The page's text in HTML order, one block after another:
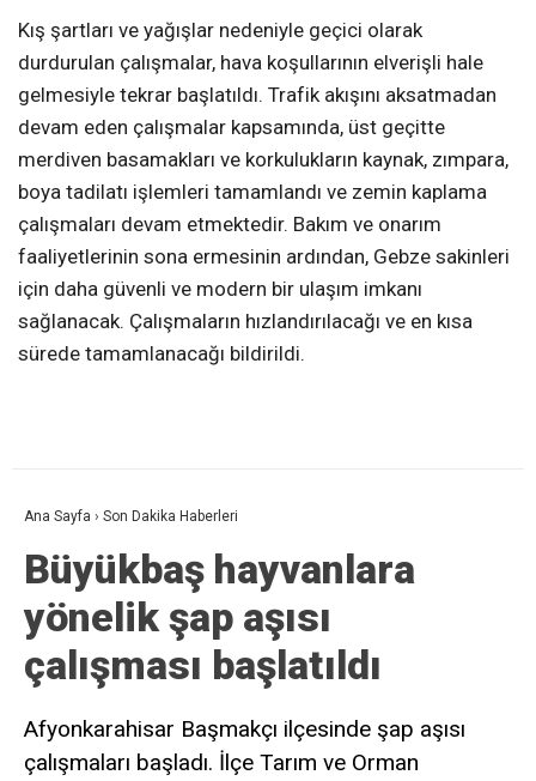
Kış şartları ve yağışlar nedeniyle geçici olarak
durdurulan çalışmalar, hava koşullarının elverişli hale
gelmesiyle tekrar başlatıldı. Trafik akışını aksatmadan
devam eden çalışmalar kapsamında, üst geçitte
merdiven basamakları ve korkulukların kaynak, zımpara,
boya tadilatı işlemleri tamamlandı ve zemin kaplama
çalışmaları devam etmektedir. Bakım ve onarım
faaliyetlerinin sona ermesinin ardından, Gebze sakinleri
için daha güvenli ve modern bir ulaşım imkanı
sağlanacak. Çalışmaların hızlandırılacağı ve en kısa
sürede tamamlanacağı bildirildi.
Ana Sayfa › Son Dakika Haberleri
Büyükbaş hayvanlara
yönelik şap aşısı
çalışması başlatıldı
Afyonkarahisar Başmakçı ilçesinde şap aşısı
çalışmaları başladı. İlçe Tarım ve Orman